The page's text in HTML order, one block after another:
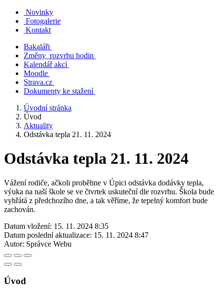
Novinky
Fotogalerie
Kontakt
Bakaláři
Změny rozvrhu hodin
Kalendář akcí
Moodle
Strava.cz
Dokumenty ke stažení
Úvodní stránka
Úvod
Aktuality
Odstávka tepla 21. 11. 2024
Odstávka tepla 21. 11. 2024
Vážení rodiče, ačkoli proběhne v Úpici odstávka dodávky tepla,
výuka na naší škole se ve čtvrtek uskuteční dle rozvrhu. Škola bude
vyhřátá z předchozího dne, a tak věříme, že tepelný komfort bude
zachován.
Datum vložení: 15. 11. 2024 8:35
Datum poslední aktualizace: 15. 11. 2024 8:47
Autor: Správce Webu
Úvod